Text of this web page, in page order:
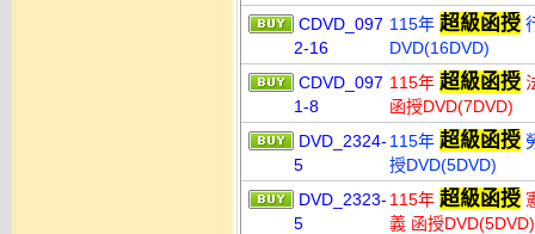
CDVD_097
2-16
115年 超級函授
DVD(16DVD)
CDVD_097
1-8
115年 超級函授
函授DVD(7DVD)
DVD_2324-
5
115年 超級函授
授DVD(5DVD)
DVD_2323-
5
115年 超級函授
義 函授DVD(5DVD)